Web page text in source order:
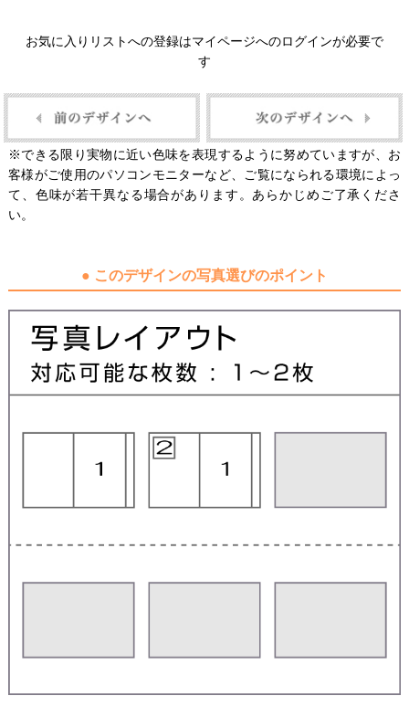
お気に入りリストへの登録はマイページへのログインが必要で
す
※できる限り実物に近い色味を表現するように努めていますが、お
客様がご使用のパソコンモニターなど、ご覧になられる環境によっ
て、色味が若干異なる場合があります。あらかじめご了承くださ
い。
● このデザインの写真選びのポイント